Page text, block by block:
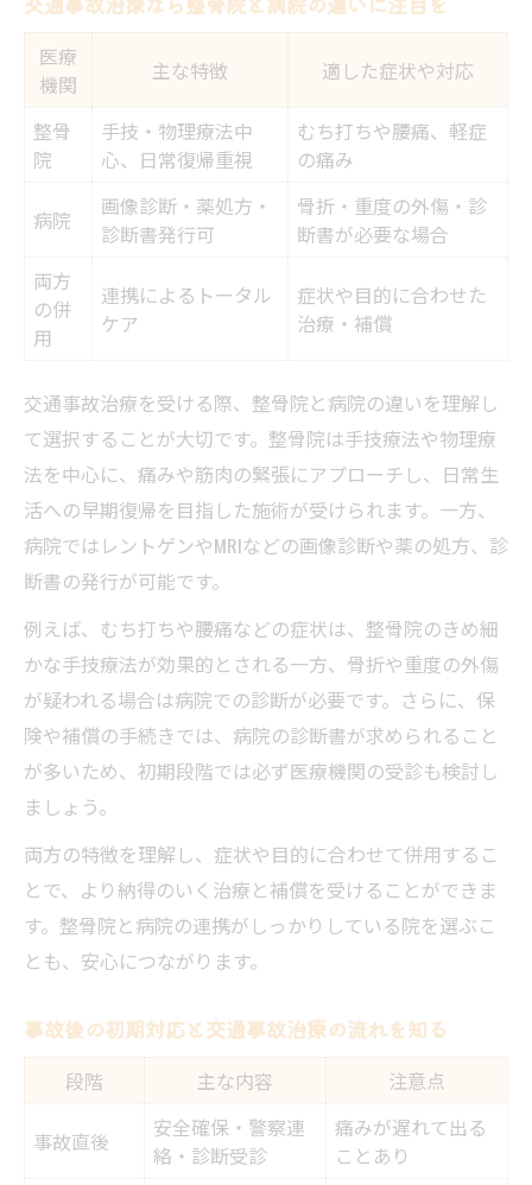
医療
機関
主な特徴 適した症状や対応
整骨
院
手技・物理療法中
心、日常復帰重視
むち打ちや腰痛、軽症
の痛み
病院
画像診断・薬処方・
診断書発行可
骨折・重度の外傷・診
断書が必要な場合
両方
の併
用
連携によるトータル
ケア
症状や目的に合わせた
治療・補償
交通事故治療を受ける際、整骨院と病院の違いを理解し
て選択することが大切です。整骨院は手技療法や物理療
法を中心に、痛みや筋肉の緊張にアプローチし、日常生
活への早期復帰を目指した施術が受けられます。一方、
病院ではレントゲンやMRIなどの画像診断や薬の処方、診
断書の発行が可能です。
例えば、むち打ちや腰痛などの症状は、整骨院のきめ細
かな手技療法が効果的とされる一方、骨折や重度の外傷
が疑われる場合は病院での診断が必要です。さらに、保
険や補償の手続きでは、病院の診断書が求められること
が多いため、初期段階では必ず医療機関の受診も検討し
ましょう。
両方の特徴を理解し、症状や目的に合わせて併用するこ
とで、より納得のいく治療と補償を受けることができま
す。整骨院と病院の連携がしっかりしている院を選ぶこ
とも、安心につながります。
事故後の初期対応と交通事故治療の流れを知る
段階 主な内容 注意点
事故直後
安全確保・警察連
絡・診断受診
痛みが遅れて出る
ことあり